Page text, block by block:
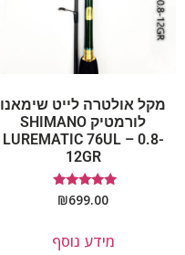
מקל אולטרה לייט שימאנו
לורמטיק SHIMANO
LUREMATIC 76UL – 0.8-
12GR
דורג
5.00
₪699.00
מידע נוסף